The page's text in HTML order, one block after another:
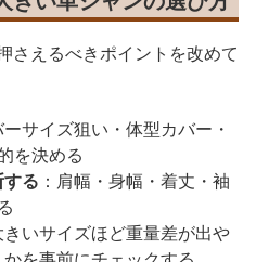
さえるべきポイントを改めて
ーサイズ狙い・体型カバー・
を決める
る ：肩幅・身幅・着丈・袖
きいサイズほど重量差が出や